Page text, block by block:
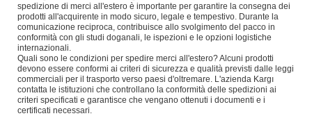
spedizione di merci all'estero è importante per garantire la consegna dei
prodotti all'acquirente in modo sicuro, legale e tempestivo. Durante la
comunicazione reciproca, contribuisce allo svolgimento del pacco in
conformità con gli studi doganali, le ispezioni e le opzioni logistiche
internazionali.
Quali sono le condizioni per spedire merci all'estero? Alcuni prodotti
devono essere conformi ai criteri di sicurezza e qualità previsti dalle leggi
commerciali per il trasporto verso paesi d'oltremare. L'azienda Kargı
contatta le istituzioni che controllano la conformità delle spedizioni ai
criteri specificati e garantisce che vengano ottenuti i documenti e i
certificati necessari.